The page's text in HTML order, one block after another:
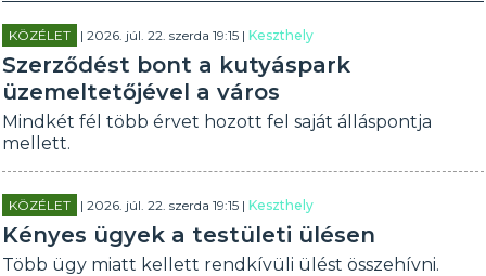
KÖZÉLET | 2026. júl. 22. szerda 19:15 |Keszthely
Szerződést bont a kutyáspark
üzemeltetőjével a város
Mindkét fél több érvet hozott fel saját álláspontja
mellett.
KÖZÉLET | 2026. júl. 22. szerda 19:15 |Keszthely
Kényes ügyek a testületi ülésen
Több ügy miatt kellett rendkívüli ülést összehívni.